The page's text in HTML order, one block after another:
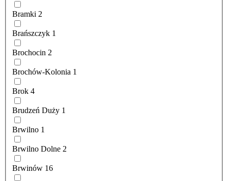
Bramki 2
Brańszczyk 1
Brochocin 2
Brochów-Kolonia 1
Brok 4
Brudzeń Duży 1
Brwilno 1
Brwilno Dolne 2
Brwinów 16